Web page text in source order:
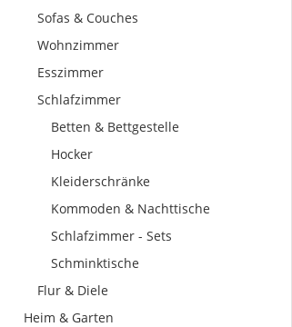
Sofas & Couches
Wohnzimmer
Esszimmer
Schlafzimmer
Betten & Bettgestelle
Hocker
Kleiderschränke
Kommoden & Nachttische
Schlafzimmer - Sets
Schminktische
Flur & Diele
Heim & Garten